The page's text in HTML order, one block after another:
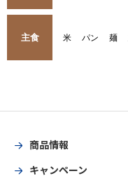
主食 米 パン 麺
商品情報
キャンペーン